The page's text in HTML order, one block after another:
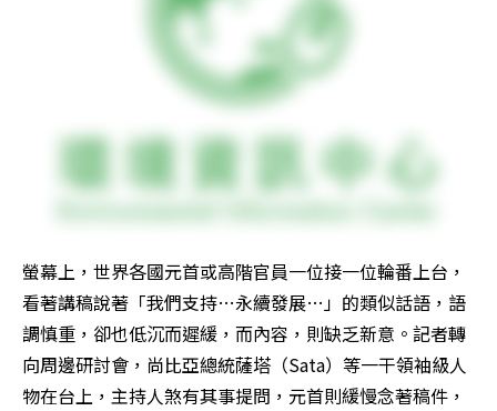
螢幕上，世界各國元首或高階官員一位接一位輪番上台，
看著講稿說著「我們支持…永續發展…」的類似話語，語
調慎重，卻也低沉而遲緩，而內容，則缺乏新意。記者轉
向周邊研討會，尚比亞總統薩塔（Sata）等一干領袖級人
物在台上，主持人煞有其事提問，元首則緩慢念著稿件，